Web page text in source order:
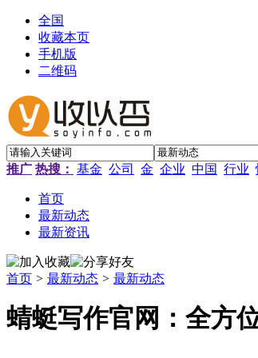
全国
收藏本页
手机版
二维码
推广 热搜： 基金 公司 金 企业 中国 行业
首页
最新动态
最新资讯
首页 > 最新动态 > 最新动态
蜻蜓写作官网：全方